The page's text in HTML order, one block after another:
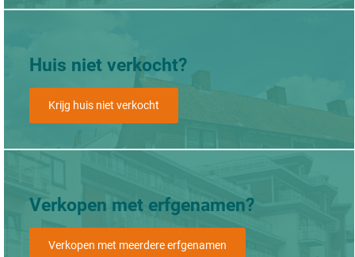
Huis niet verkocht?
Krijg huis niet verkocht
Verkopen met erfgenamen?
Verkopen met meerdere erfgenamen